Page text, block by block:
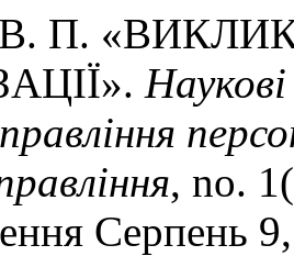
В. П.
, no.
Серпень